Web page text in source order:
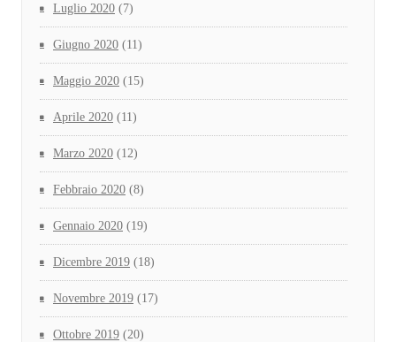
Luglio 2020 (7)
Giugno 2020 (11)
Maggio 2020 (15)
Aprile 2020 (11)
Marzo 2020 (12)
Febbraio 2020 (8)
Gennaio 2020 (19)
Dicembre 2019 (18)
Novembre 2019 (17)
Ottobre 2019 (20)